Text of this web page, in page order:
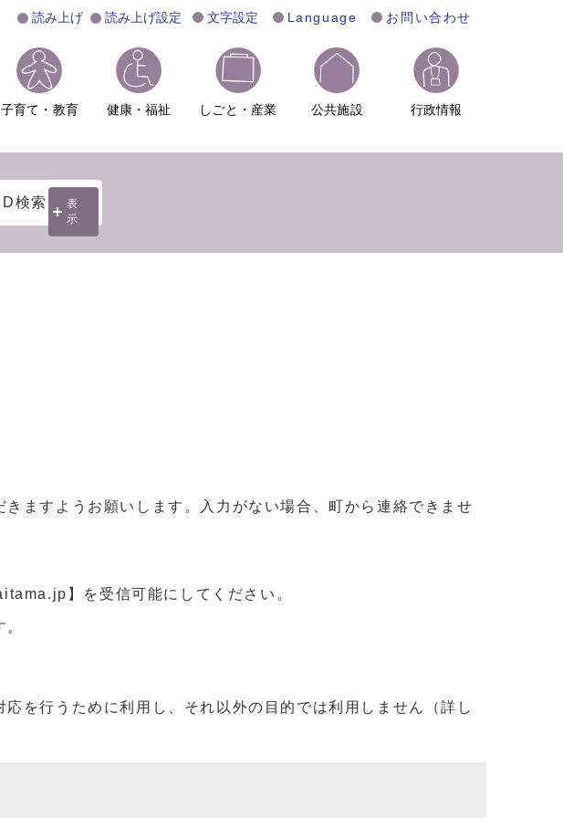
読み上げ 読み上げ設定 文字設定 Language お問い合わせ
子育て・教育 健康・福祉 しごと・産業 公共施設 行政情報
検索
表
示
ますようお願いします。入力がない場合、町から連絡できませ
】を受信可能にしてください。
を行うために利用し、それ以外の目的では利用しません（詳し